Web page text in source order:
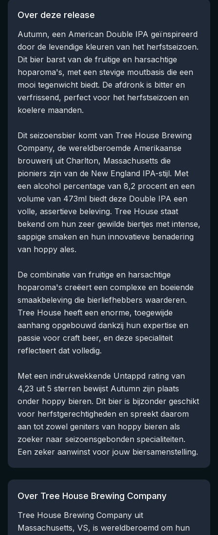
Over deze release
Autumn, een American Double IPA geïnspireerd
door de levendige kleuren van het herfstseizoen.
Dit bier barst van de fruitige en harsachtige
hoparoma's, met een stevige moutbasis die een
mooi tegenwicht biedt. De afdronk is bitter en
verfrissend, perfect voor het herfstseizoen en
koelere maanden.
Dit seizoensbier komt van Tree House Brewing
Company, de wereldberoemde Amerikaanse
brouwerij uit Charlton, Massachusetts die
pioniers zijn van de New England IPA-stijl. Met
een alcohol percentage van 8,2 procent en een
volume van 473ml biedt deze Double IPA een
volle, assertieve beleving. Tree House staat
bekend om hun zeer gewilde biertjes met intense,
sappige smaken en hun innovatieve benadering
van hoppy ales.
De combinatie van fruitige en harsachtige
hoparoma's creëert een complexe en boeiende
smaakbeleving die bierliefhebbers waarderen.
Tree House heeft een enorme, toegewijde
aanhang opgebouwd dankzij hun expertise en
passie voor craft beer, en deze specialiteit
reflecteert dat volledig.
Met een indrukwekkende Untappd rating van
4,23 uit 5 sterren bewijst Autumn zijn plaats
onder hoppy bieren. Dit bier is bijzonder geschikt
voor herfstgerechtigheden en spreekt daarom
aan tot zowel geniters van hoppy bieren als
zoeker naar seizoensgebonden specialiteiten.
Een zeker aanwinst voor jouw biersamenstelling.
Over Tree House Brewing Company
Tree House Brewing Company uit
Massachusetts, VS, is wereldberoemd om hun